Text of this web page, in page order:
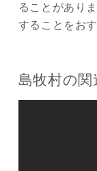
ることがあり
することをお
島牧村の関